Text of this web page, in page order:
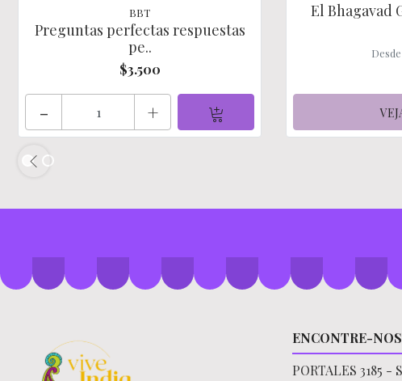
BBT
Preguntas perfectas respuestas
pe..
$3.500
- +
El Bhagavad
Desde
ENCONTRE-NOS
PORTALES 3185 -